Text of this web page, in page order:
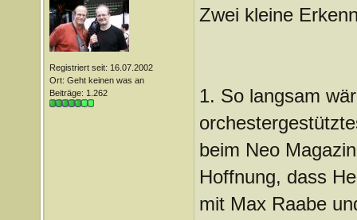
Registriert seit: 16.07.2002
Ort: Geht keinen was an
Beiträge: 1.262
Zwei kleine
1. So langsam
beim Neo
Hoffnung, dass
mit Max Raabe